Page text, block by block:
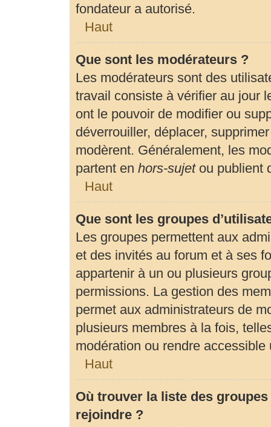
fondateur a autorisé.
Haut
Que sont les modérateurs ?
Les modérateurs sont des
travail consiste à vérifier au jour
ont le pouvoir de modifier ou
déverrouiller, déplacer,
modèrent. Généralement, les
partent en hors-sujetou publient
Haut
Que sont les groupes
Les groupes permettent aux
et des invités au forum et à ses
appartenir à un ou plusieurs
permissions. La gestion des
permet aux administrateurs de
plusieurs membres à la fois,
modération ou rendre accessible
Haut
Où trouver la liste des
rejoindre ?